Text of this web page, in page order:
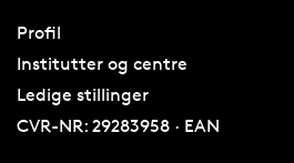
Profil
Institutter og centre
Ledige stillinger
CVR-NR: 29283958 · EAN